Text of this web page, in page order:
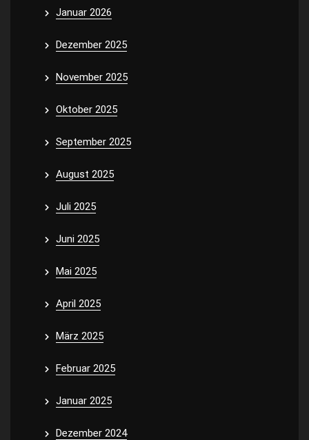
Januar 2026
Dezember 2025
November 2025
Oktober 2025
September 2025
August 2025
Juli 2025
Juni 2025
Mai 2025
April 2025
März 2025
Februar 2025
Januar 2025
Dezember 2024